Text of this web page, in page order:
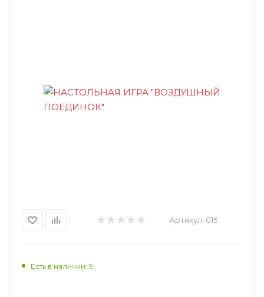
Артикул: 015
Есть в наличии: 9